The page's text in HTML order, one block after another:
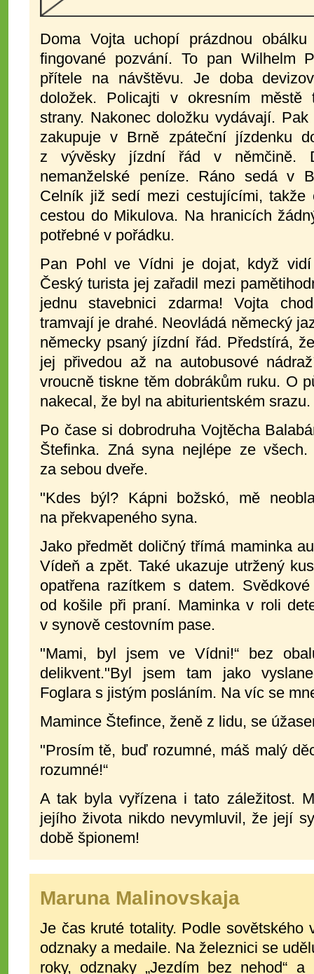
Doma Vojta uchopí prázdnou
fingované pozvání. To pan Wilhelm
přítele na návštěvu. Je doba
doložek. Policajti v okresním městě
strany. Nakonec doložku vydávají.
zakupuje v Brně zpáteční jízdenku
z vývěsky jízdní řád v němčině.
nemanželské peníze. Ráno sedá v
Celník již sedí mezi cestujícími, takže
cestou do Mikulova. Na hranicích
potřebné v pořádku.
Pan Pohl ve Vídni je dojat, když vidí
Český turista jej zařadil mezi
jednu stavebnici zdarma! Vojta
tramvají je drahé. Neovládá německý
německy psaný jízdní řád. Předstírá,
jej přivedou až na autobusové
vroucně tiskne těm dobrákům ruku. O
nakecal, že byl na abiturientském srazu.
Po čase si dobrodruha Vojtěcha
Štefinka. Zná syna nejlépe ze
za sebou dveře.
"Kdes býl? Kápni božskó, mě
na překvapeného syna.
Jako předmět doličný třímá maminka
Vídeň a zpět. Také ukazuje utržený
opatřena razítkem s datem.
od košile při praní. Maminka v roli
v synově cestovním pase.
"Mami, byl jsem ve Vídni!“ bez
delikvent."Byl jsem tam jako
Foglara s jistým posláním. Na víc se
Mamince Štefince, ženě z lidu, se
"Prosím tě, buď rozumné, máš malý
rozumné!“
A tak byla vyřízena i tato záležitost.
jejího života nikdo nevymluvil, že její
době špionem!
Maruna Malinovskaja
Je čas kruté totality. Podle sovětského
odznaky a medaile. Na železnici se
roky, odznaky „Jezdím bez nehod“